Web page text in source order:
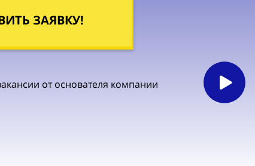
ЗАЯВКУ!
от основателя компании